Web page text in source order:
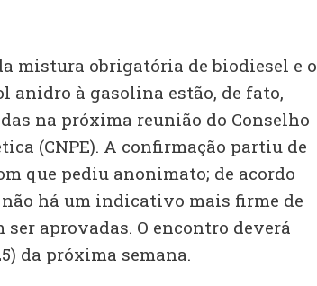
mistura obrigatória de biodiesel e o
anidro à gasolina estão, de fato,
na próxima reunião do Conselho
(CNPE). A confirmação partiu de
que pediu anonimato; de acordo
não há um indicativo mais firme de
ser aprovadas. O encontro deverá
da próxima semana.